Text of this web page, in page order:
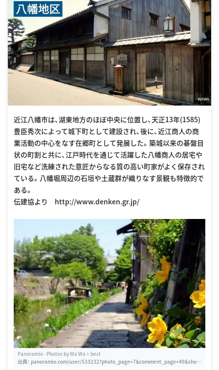
近江八幡市は、湖東地方のほぼ中央に位置し、天正13年(1585)
豊臣秀次によって城下町として建設され、後に、近江商人の商
業活動の中心をなす在郷町として発展した。築城以来の碁盤目
状の町割と共に、江戸時代を通じて活躍した八幡商人の居宅や
旧宅など洗練された意匠からなる質の高い町家がよく保存され
ている。八幡堀周辺の石垣や土蔵群が織りなす景観も特徴的で
ある。
伝建協より http://www.denken.gr.jp/
Panoramio - Photos by Wa Wa > best
出典： panoramio.com/user/533232?photo_page=7&comment_page=49&show